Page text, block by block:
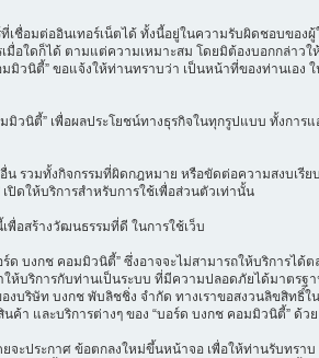
ชื่อมต่ออินเทอร์เน็ตได้ ทั้งนี้อยู่ในความรับผิดชอบขอ
อใดก็ได้ ตามแต่ความเหมาะสม โดยมิต้องบอกกล่า
วนิตี้” ขอแจ้งให้ท่านทราบว่า เป็นหน้าที่ของท่านเอง
วนิตี้” เพื่อผลประโยชน์ทางธุรกิจในทุกรูปแบบ ทั้งกา
รวมทั้งกิจกรรมที่ผิดกฎหมาย หรือขัดต่อความสงบเรี
ดให้บริการสำหรับการใช้เพื่อส่วนตัวเท่านั้น
อสร้างวัฒนธรรมที่ดี ในการใช้เว็บ
บงกช คอมมิวนิตี้” ซึ่งอาจจะไม่สามารถให้บริการได้ต
บริการกับท่านเป็นระบบ ที่มีความปลอดภัยได้มาตรฐ
บริษัท บงกช พับลิชชิ่ง จำกัด ทางเราขอสงวนลิขสิทธิ์
า และบริการต่างๆ ของ “บอร์ด บงกช คอมมิวนิตี้” ด้วย
ะประกาศ ข้อตกลงใหม่ขึ้นหน้าจอ เพื่อให้ท่านรับทรา